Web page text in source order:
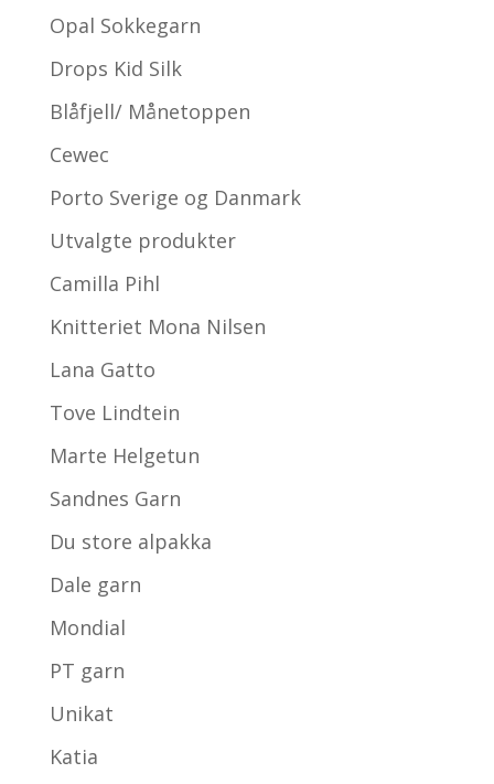
Opal Sokkegarn
Drops Kid Silk
Blåfjell/ Månetoppen
Cewec
Porto Sverige og Danmark
Utvalgte produkter
Camilla Pihl
Knitteriet Mona Nilsen
Lana Gatto
Tove Lindtein
Marte Helgetun
Sandnes Garn
Du store alpakka
Dale garn
Mondial
PT garn
Unikat
Katia